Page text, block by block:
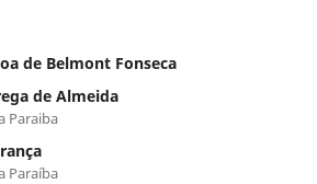
de Belmont Fonseca
de Almeida
Paraiba
Paraíba